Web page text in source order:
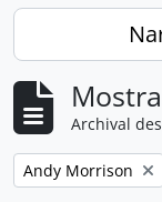
Archival
Remove filter:
Andy Morrison